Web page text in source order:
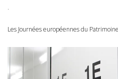
.
Les Journées européennes du